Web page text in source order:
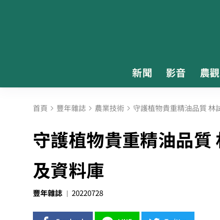
新聞 影音 農
首頁 豐年雜誌 農業技術 守護植物貴重精油品質
守護植物貴重精油品
及資料庫
豐年雜誌 20220728